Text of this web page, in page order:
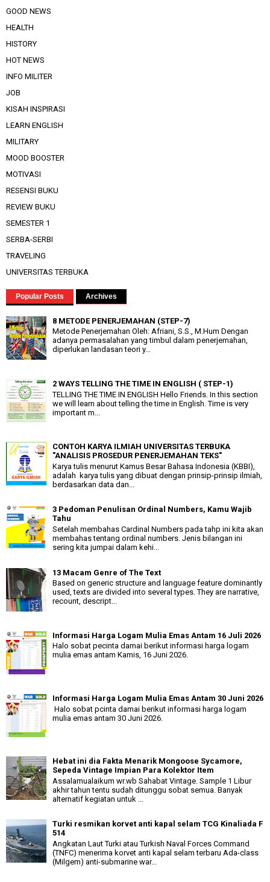
GOOD NEWS
HEALTH
HISTORY
HOT NEWS
INFO MILITER
JOB
KISAH INSPIRASI
LEARN ENGLISH
MILITARY
MOOD BOOSTER
MOTIVASI
RESENSI BUKU
REVIEW BUKU
SEMESTER 1
SERBA-SERBI
TRAVELING
UNIVERSITAS TERBUKA
Popular Posts Archives
8 METODE PENERJEMAHAN (STEP-7)
Metode Penerjemahan Oleh: Afriani, S.S., M.Hum Dengan
adanya permasalahan yang timbul dalam penerjemahan,
diperlukan landasan teori y...
2 WAYS TELLING THE TIME IN ENGLISH ( STEP-1)
TELLING THE TIME IN ENGLISH Hello Friends. In this section
we will learn about telling the time in English. Time is very
important m...
CONTOH KARYA ILMIAH UNIVERSITAS TERBUKA
"ANALISIS PROSEDUR PENERJEMAHAN TEKS"
Karya tulis menurut Kamus Besar Bahasa Indonesia (KBBI),
adalah karya tulis yang dibuat dengan prinsip-prinsip ilmiah,
berdasarkan data dan...
3 Pedoman Penulisan Ordinal Numbers, Kamu Wajib
Tahu
Setelah membahas Cardinal Numbers pada tahp ini kita akan
membahas tentang ordinal numbers. Jenis bilangan ini
sering kita jumpai dalam kehi...
13 Macam Genre of The Text
Based on generic structure and language feature dominantly
used, texts are divided into several types. They are narrative,
recount, descript...
Informasi Harga Logam Mulia Emas Antam 16 Juli 2026
Halo sobat pecinta damai berikut informasi harga logam
mulia emas antam Kamis, 16 Juni 2026.
Informasi Harga Logam Mulia Emas Antam 30 Juni 2026
Halo sobat pcinta damai berikut informasi harga logam
mulia emas antam 30 Juni 2026.
Hebat ini dia Fakta Menarik Mongoose Sycamore,
Sepeda Vintage Impian Para Kolektor Item
Assalamualaikum wr.wb Sahabat Vintage. Sample 1 Libur
akhir tahun tentu sudah ditunggu sobat semua. Banyak
alternatif kegiatan untuk ...
Turki resmikan korvet anti kapal selam TCG Kinaliada F
514
Angkatan Laut Turki atau Turkish Naval Forces Command
(TNFC) menerima korvet anti kapal selam terbaru Ada-class
(Milgem) anti-submarine war...